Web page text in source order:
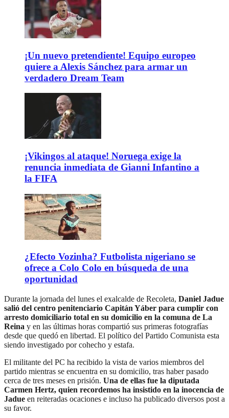
¡Un nuevo pretendiente! Equipo europeo
quiere a Alexis Sánchez para armar un
verdadero Dream Team
¡Vikingos al ataque! Noruega exige la
renuncia inmediata de Gianni Infantino a
la FIFA
¿Efecto Vozinha? Futbolista nigeriano se
ofrece a Colo Colo en búsqueda de una
oportunidad
Durante la jornada del lunes el exalcalde de Recoleta, Daniel Jadue
salió del centro penitenciario Capitán Yáber para cumplir con
arresto domiciliario total en su domicilio en la comuna de La
Reina y en las últimas horas compartió sus primeras fotografías
desde que quedó en libertad. El político del Partido Comunista esta
siendo investigado por cohecho y estafa.
El militante del PC ha recibido la vista de varios miembros del
partido mientras se encuentra en su domicilio, tras haber pasado
cerca de tres meses en prisión. Una de ellas fue la diputada
Carmen Hertz, quien recordemos ha insistido en la inocencia de
Jadue en reiteradas ocaciones e incluso ha publicado diversos post a
su favor.